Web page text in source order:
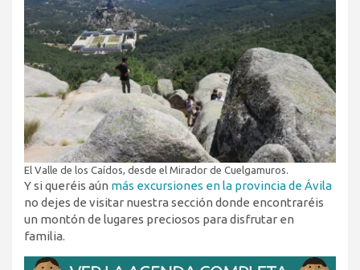
El Valle de los Caídos, desde el Mirador de Cuelgamuros.
Y si queréis aún más excursiones en la provincia de Ávila
no dejes de visitar nuestra sección donde encontraréis
un montón de lugares preciosos para disfrutar en
familia.